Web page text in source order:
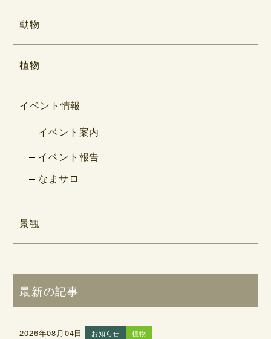
動物
植物
イベント情報
イベント案内
イベント報告
なまサロ
景観
最新の記事
2026年08月04日 お知らせ 植物